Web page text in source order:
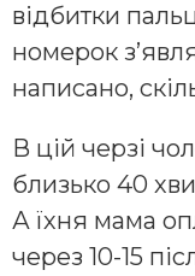
відбитки
номерок
написано,
В цій черзі
близько 40
А їхня мама
через 10-15